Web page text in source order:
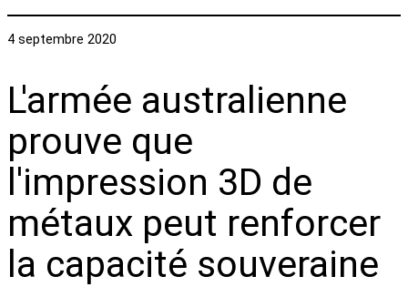
4 septembre 2020
L'armée australienne
prouve que
l'impression 3D de
métaux peut renforcer
la capacité souveraine